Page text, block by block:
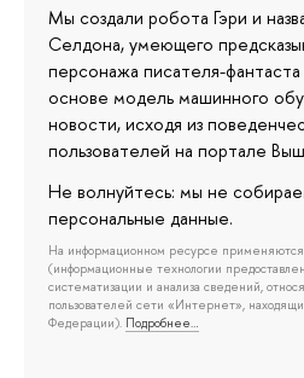
Мы создали робота Гэри и
Селдона, умеющего
персонажа писателя-
основе модель машинного
новости, исходя из
пользователей на портале
Не волнуйтесь: мы не
персональные данные.
На информационном ресурсе
(информационные технологии
систематизации и анализа сведений,
пользователей сети «Интернет»,
Федерации). Подробнее…